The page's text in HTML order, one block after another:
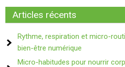
Articles récents
Rythme, respiration et micro-
bien-être numérique
Micro-habitudes pour nourrir